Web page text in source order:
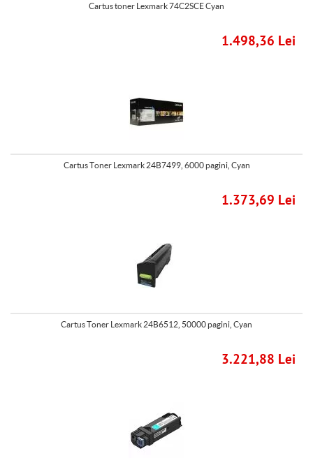
Cartus toner Lexmark 74C2SCE Cyan
1.498,36 Lei
Cartus Toner Lexmark 24B7499, 6000 pagini, Cyan
1.373,69 Lei
Cartus Toner Lexmark 24B6512, 50000 pagini, Cyan
3.221,88 Lei